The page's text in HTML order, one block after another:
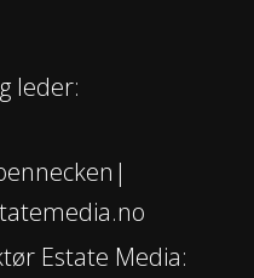
leder:
Estate Media: